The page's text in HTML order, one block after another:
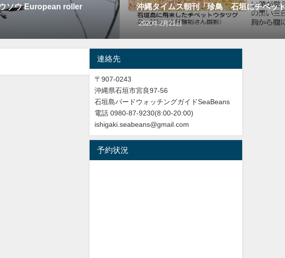
ソウ European roller 沖縄タイムス朝刊「珍鳥 石垣にチベッ
2020年2月21日
連絡先
〒907-0243
沖縄県石垣市宮良97-56
石垣島バードウォッチングガイドSeaBeans
電話 0980-87-9230(8:00-20:00)
ishigaki.seabeans@gmail.com
予約状況